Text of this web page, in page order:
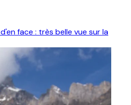
face : très belle vue sur la